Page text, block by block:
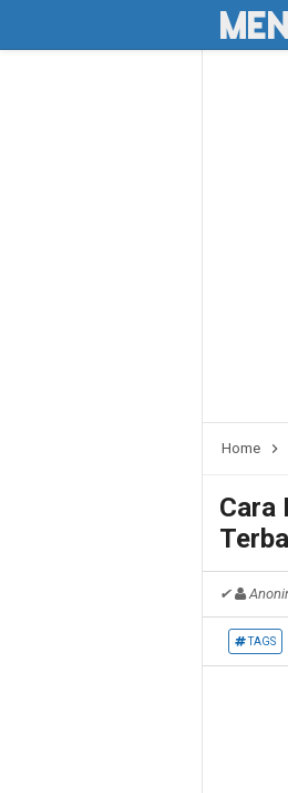
Home
Cara
✔
TAGS